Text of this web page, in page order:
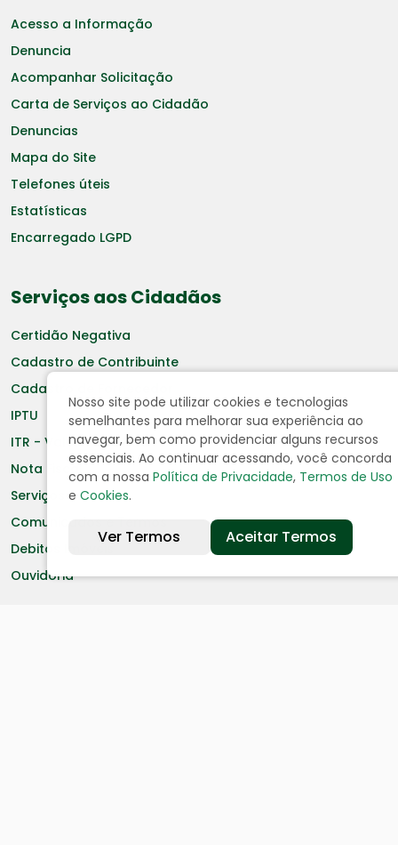
Acesso a Informação
Denuncia
Acompanhar Solicitação
Carta de Serviços ao Cidadão
Denuncias
Mapa do Site
Telefones úteis
Estatísticas
Encarregado LGPD
Serviços aos Cidadãos
Certidão Negativa
Cadastro de Contribuinte
Cadastro de Fornecedor
IPTU
ITR - Valor Terra Nua
Nota Fiscal
Serviços online
Comunicados e Termos
Debitos Imóveis
Ouvidoria
Nosso site pode utilizar cookies e tecnologias
semelhantes para melhorar sua experiência ao
navegar, bem como providenciar alguns recursos
essenciais. Ao continuar acessando, você concorda
com a nossa Política de Privacidade, Termos de Uso
e Cookies.
Ver Termos Aceitar Termos